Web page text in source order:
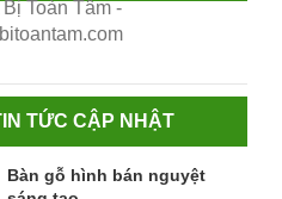
Toàn Tâm -
TỨC CẬP NHẬT
Bàn gỗ hình bán nguyệt